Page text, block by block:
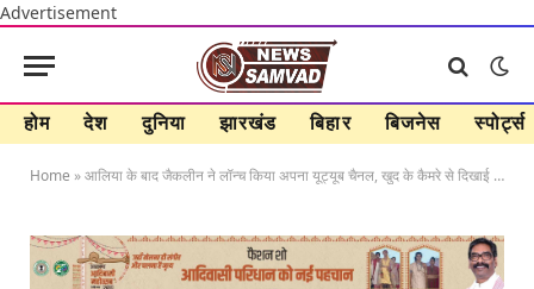
Advertisement
होम देश दुनिया झारखंड बिहार बिजनेस स्पोर्ट्स
Home »आलिया के बाद जैकलीन ने लॉन्च किया अपना यूट्यूब चैनल, खुद के कैमरे से दिखाई अपनी जिंदगी